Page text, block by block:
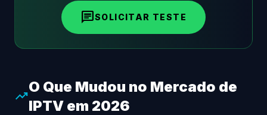
chatSOLICITAR TESTE
trending_up
O Que Mudou no Mercado de
IPTV em 2026